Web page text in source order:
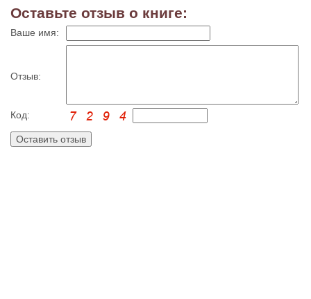
Оставьте отзыв о книге:
Ваше имя:
Отзыв:
Код: